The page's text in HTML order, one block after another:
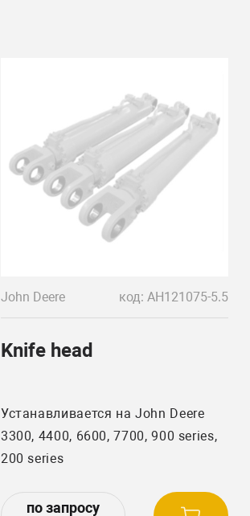
John Deere код: AH121075-5.5
Knife head
Устанавливается на John Deere
3300, 4400, 6600, 7700, 900 series,
200 series